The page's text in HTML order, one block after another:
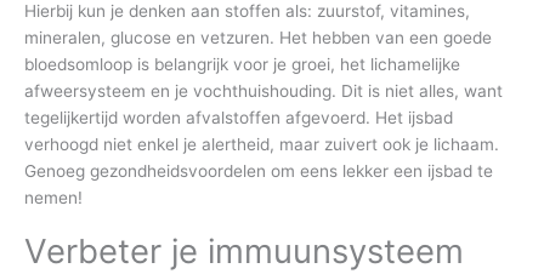
Hierbij kun je denken aan stoffen als: zuurstof, vitamines,
mineralen, glucose en vetzuren. Het hebben van een goede
bloedsomloop is belangrijk voor je groei, het lichamelijke
afweersysteem en je vochthuishouding. Dit is niet alles, want
tegelijkertijd worden afvalstoffen afgevoerd. Het ijsbad
verhoogd niet enkel je alertheid, maar zuivert ook je lichaam.
Genoeg gezondheidsvoordelen om eens lekker een ijsbad te
nemen!
Verbeter je immuunsysteem